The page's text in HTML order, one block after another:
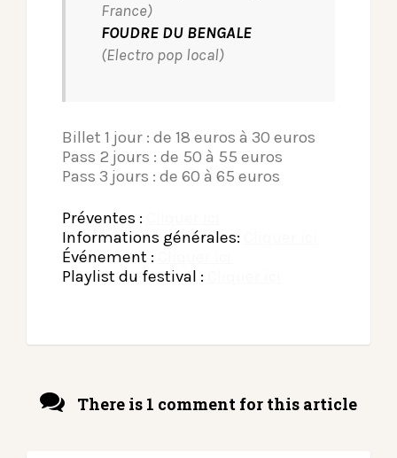
France)
FOUDRE DU BENGALE
(Electro pop local)
Billet 1 jour : de 18 euros à 30 euros
Pass 2 jours : de 50 à 55 euros
Pass 3 jours : de 60 à 65 euros
Préventes :
Informations générales:
Événement :
Playlist du festival :
There is 1 comment for this article